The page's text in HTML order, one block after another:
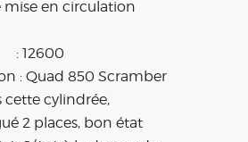
mise en circulation
: Quad 850 Scramber
cette cylindrée,
2 places, bon état